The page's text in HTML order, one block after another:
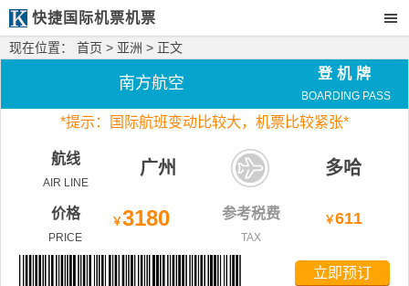
快捷国际机票机票
现在位置： 首页 > 亚洲 > 正文
南方航空
登机牌
BOARDING PASS
*提示：国际航班变动比较大， 机票比较紧张*
航线
AIR LINE
广州 多哈
价格
PRICE
￥3180 参考税费
TAX
￥611
立即预订